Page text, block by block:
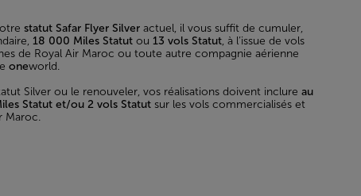
statut Safar Flyer Silver actuel, il vous suffit de cumuler,
18 000 Miles Statut ou13 vols Statut, à l’issue de vols
de Royal Air Maroc ou toute autre compagnie aérienne
oneworld.
Silver ou le renouveler, vos réalisations doivent inclureau
Statut et/ou 2 vols Statut sur les vols commercialisés et
Maroc.